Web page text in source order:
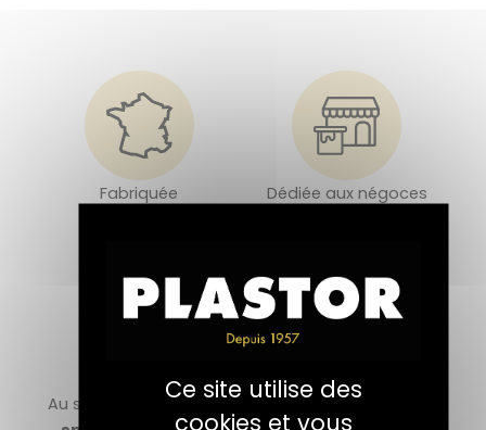
Fabriquée
Au service des artisans
Dédiée aux négoces
Une offre qui valorise
Ce site utilise des
cookies et vous